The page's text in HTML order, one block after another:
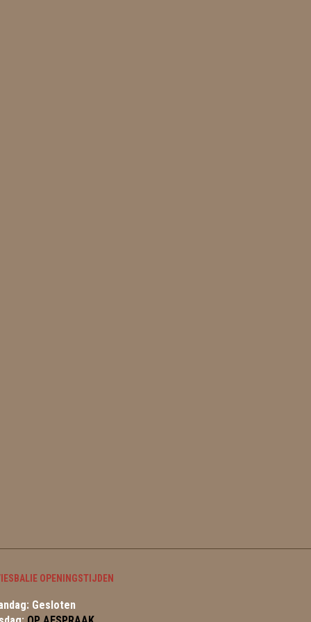
OPENINGSTIJDEN
Gesloten